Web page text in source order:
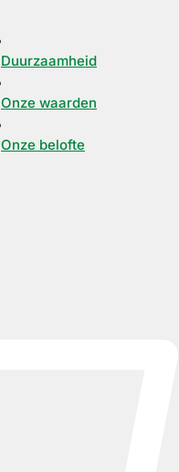
Duurzaamheid
Onze waarden
Onze belofte